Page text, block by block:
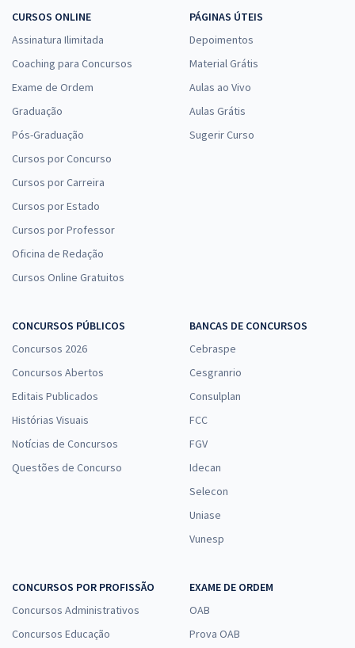
CURSOS ONLINE
Assinatura Ilimitada
Coaching para Concursos
Exame de Ordem
Graduação
Pós-Graduação
Cursos por Concurso
Cursos por Carreira
Cursos por Estado
Cursos por Professor
Oficina de Redação
Cursos Online Gratuitos
PÁGINAS ÚTEIS
Depoimentos
Material Grátis
Aulas ao Vivo
Aulas Grátis
Sugerir Curso
CONCURSOS PÚBLICOS
Concursos 2026
Concursos Abertos
Editais Publicados
Histórias Visuais
Notícias de Concursos
Questões de Concurso
BANCAS DE CONCURSOS
Cebraspe
Cesgranrio
Consulplan
FCC
FGV
Idecan
Selecon
Uniase
Vunesp
CONCURSOS POR PROFISSÃO
Concursos Administrativos
Concursos Educação
EXAME DE ORDEM
OAB
Prova OAB